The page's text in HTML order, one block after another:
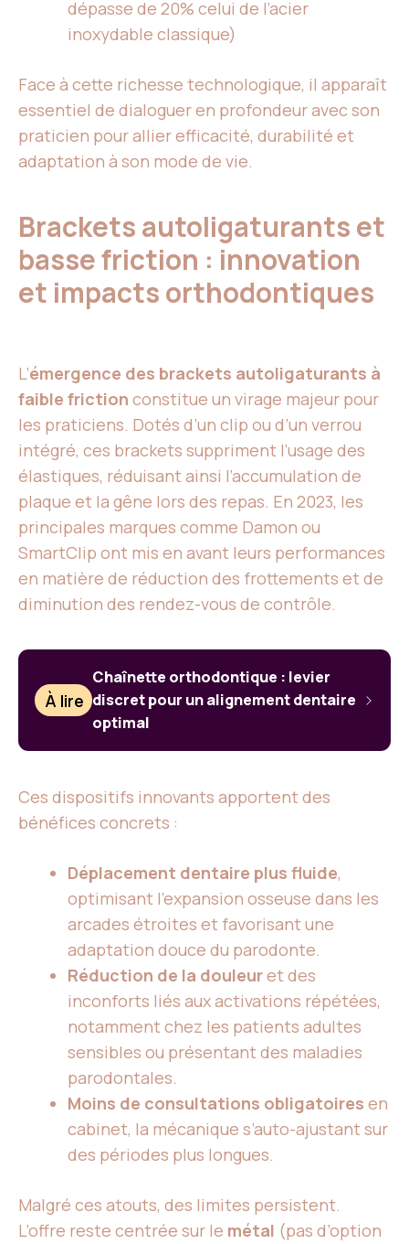
dépasse de 20% celui de l’acier
inoxydable classique)
Face à cette richesse technologique, il apparaît
essentiel de dialoguer en profondeur avec son
praticien pour allier efficacité, durabilité et
adaptation à son mode de vie.
Brackets autoligaturants et
basse friction : innovation
et impacts orthodontiques
L’émergence des brackets autoligaturants à
faible friction constitue un virage majeur pour
les praticiens. Dotés d’un clip ou d’un verrou
intégré, ces brackets suppriment l’usage des
élastiques, réduisant ainsi l’accumulation de
plaque et la gêne lors des repas. En 2023, les
principales marques comme Damon ou
SmartClip ont mis en avant leurs performances
en matière de réduction des frottements et de
diminution des rendez-vous de contrôle.
À lire
Chaînette orthodontique : levier
discret pour un alignement dentaire
optimal
Ces dispositifs innovants apportent des
bénéfices concrets :
Déplacement dentaire plus fluide,
optimisant l’expansion osseuse dans les
arcades étroites et favorisant une
adaptation douce du parodonte.
Réduction de la douleuret des
inconforts liés aux activations répétées,
notamment chez les patients adultes
sensibles ou présentant des maladies
parodontales.
Moins de consultations obligatoires en
cabinet, la mécanique s’auto-ajustant sur
des périodes plus longues.
Malgré ces atouts, des limites persistent.
L’offre reste centrée sur le métal (pas d’option